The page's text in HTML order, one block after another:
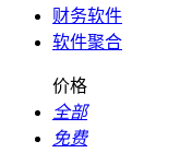
财务软件
软件聚合
价格
全部
免费